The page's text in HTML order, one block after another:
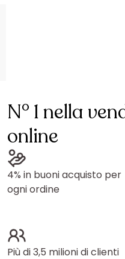
N° 1 nella
online
4% in buoni acquisto per
ogni ordine
Più di 3,5 milioni di clienti